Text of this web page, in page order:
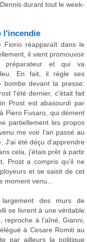
durant tout le week-
l'incendie
Fiorio réapparaît dans le
il vient promouvoir
et qui va
En fait, il règle ses
devant la presse:
l'été dernier, c'était fait
Prost est abasourdi par
Piero Fusaro, qui dément
partiellement les propos
me voir l'an passé au
J'ai été déçu d'apprendre
cela, j'étais prêt à partir
Prost a compris qu'il ne
et se saisit de cet
moment venu...
des murs de
se livrent à une véritable
reproche à l'aîné, Gianni,
à Cesare Romiti au
par ailleurs la politique